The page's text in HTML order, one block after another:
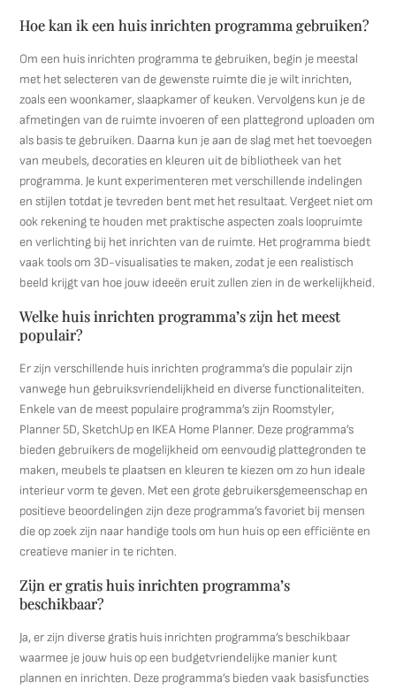
Hoe kan ik een huis inrichten programma gebruiken?
Om een huis inrichten programma te gebruiken, begin je meestal
met het selecteren van de gewenste ruimte die je wilt inrichten,
zoals een woonkamer, slaapkamer of keuken. Vervolgens kun je de
afmetingen van de ruimte invoeren of een plattegrond uploaden om
als basis te gebruiken. Daarna kun je aan de slag met het toevoegen
van meubels, decoraties en kleuren uit de bibliotheek van het
programma. Je kunt experimenteren met verschillende indelingen
en stijlen totdat je tevreden bent met het resultaat. Vergeet niet om
ook rekening te houden met praktische aspecten zoals loopruimte
en verlichting bij het inrichten van de ruimte. Het programma biedt
vaak tools om 3D-visualisaties te maken, zodat je een realistisch
beeld krijgt van hoe jouw ideeën eruit zullen zien in de werkelijkheid.
Welke huis inrichten programma’s zijn het meest
populair?
Er zijn verschillende huis inrichten programma’s die populair zijn
vanwege hun gebruiksvriendelijkheid en diverse functionaliteiten.
Enkele van de meest populaire programma’s zijn Roomstyler,
Planner 5D, SketchUp en IKEA Home Planner. Deze programma’s
bieden gebruikers de mogelijkheid om eenvoudig plattegronden te
maken, meubels te plaatsen en kleuren te kiezen om zo hun ideale
interieur vorm te geven. Met een grote gebruikersgemeenschap en
positieve beoordelingen zijn deze programma’s favoriet bij mensen
die op zoek zijn naar handige tools om hun huis op een efficiënte en
creatieve manier in te richten.
Zijn er gratis huis inrichten programma’s
beschikbaar?
Ja, er zijn diverse gratis huis inrichten programma’s beschikbaar
waarmee je jouw huis op een budgetvriendelijke manier kunt
plannen en inrichten. Deze programma’s bieden vaak basisfuncties